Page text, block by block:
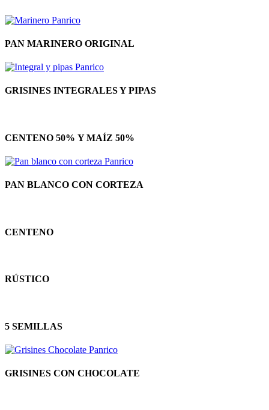
PAN MARINERO ORIGINAL
GRISINES INTEGRALES Y PIPAS
CENTENO 50% Y MAÍZ 50%
PAN BLANCO CON CORTEZA
CENTENO
RÚSTICO
5 SEMILLAS
GRISINES CON CHOCOLATE